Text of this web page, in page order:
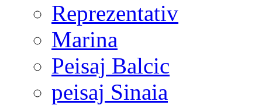
Reprezentativ
Marina
Peisaj Balcic
peisaj Sinaia